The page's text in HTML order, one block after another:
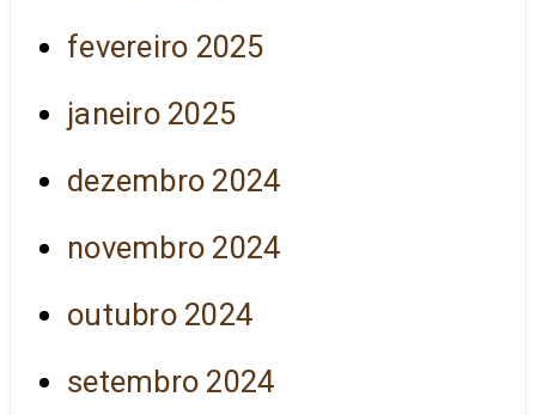
fevereiro 2025
janeiro 2025
dezembro 2024
novembro 2024
outubro 2024
setembro 2024